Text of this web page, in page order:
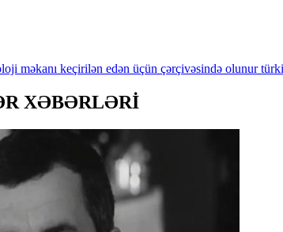
məkanı keçirilən edən üçün çərçivəsində olunur
XƏBƏRLƏRİ